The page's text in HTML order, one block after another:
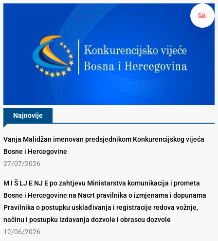
Najnovije
Vanja Malidžan imenovan predsjednikom Konkurencijskog vijeća
Bosne i Hercegovine
27/07/2026
M I Š LJ E NJ E po zahtjevu Ministarstva komunikacija i prometa
Bosne i Hercegovine na Nacrt pravilnika o izmjenama i dopunama
Pravilnika o postupku usklađivanja i registracije redova vožnje,
načinu i postupku izdavanja dozvole i obrascu dozvole
12/06/2026